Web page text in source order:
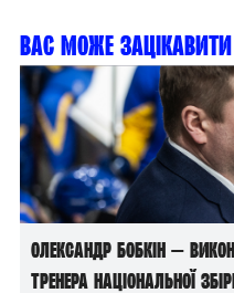
Вас може зацікавити
Олександр Бобкін —
тренера національної